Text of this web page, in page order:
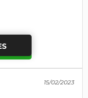
15/02/2023